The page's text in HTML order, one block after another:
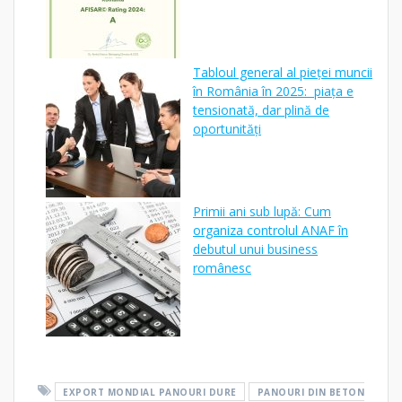
Tabloul general al pieței muncii
în România în 2025: piața e
tensionată, dar plină de
oportunități
Primii ani sub lupă: Cum
organiza controlul ANAF în
debutul unui business
românesc
EXPORT MONDIAL PANOURI DURE
PANOURI DIN BETON